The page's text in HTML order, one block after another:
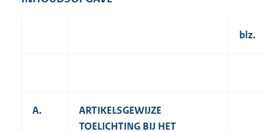
blz.
A.
ARTIKELSGEWIJZE
TOELICHTING BIJ HET